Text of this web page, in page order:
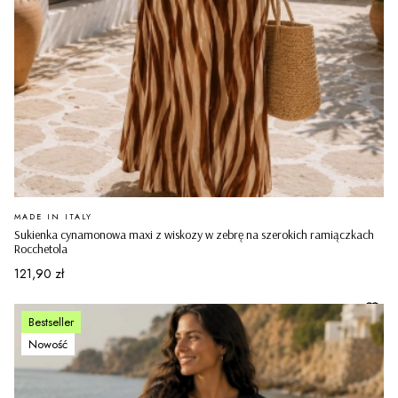
Sukienka cynamonowa maxi z wiskozy w zebrę na szerokich ramiączkach
Rocchetola
PRODUCENT
MADE IN ITALY
Cena
121,90 zł
Bestseller
Nowość